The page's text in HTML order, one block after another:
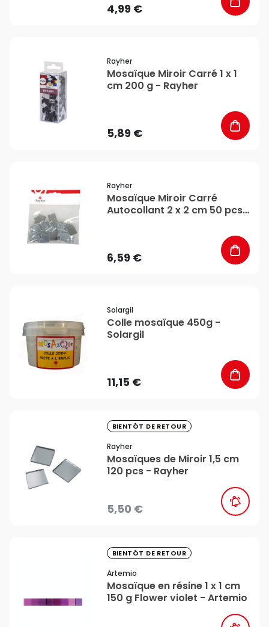
4,99 €
Rayher
Mosaïque Miroir Carré 1 x 1
cm 200 g - Rayher
5,89 €
Rayher
Mosaïque Miroir Carré
Autocollant 2 x 2 cm 50 pcs
6,59 €
Solargil
Colle mosaïque 450g -
Solargil
11,15 €
BIENTÔT DE RETOUR
Rayher
Mosaïques de Miroir 1,5 cm
120 pcs - Rayher
5,50 €
BIENTÔT DE RETOUR
Artemio
Mosaïque en résine 1 x 1 cm
150 g Flower violet - Artemio